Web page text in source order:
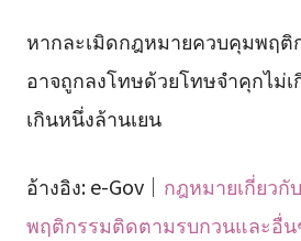
หากละเมิดกฎหมายควบคุมพฤ
อาจถูกลงโทษด้วยโทษจำคุกไม่
เกินหนึ่งล้านเยน
อ้างอิง: e-Gov｜ กฎหมายเกี่ยวกั
พฤติกรรมติดตามรบกวนและอื่น